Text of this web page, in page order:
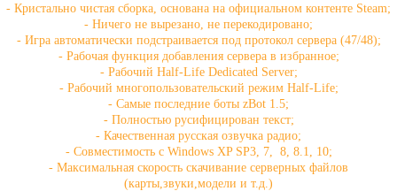
- Кристально чистая сборка, основана на официальном контенте Steam;
- Ничего не вырезано, не перекодировано;
- Игра автоматически подстраивается под протокол сервера (47/48);
- Рабочая функция добавления сервера в избранное;
- Рабочий Half-Life Dedicated Server;
- Рабочий многопользовательский режим Half-Life;
- Самые последние боты zBot 1.5;
- Полностью русифицирован текст;
- Качественная русская озвучка радио;
- Совместимость с Windows XP SP3, 7, 8, 8.1, 10;
- Максимальная скорость скачивание серверных файлов
(карты,звуки,модели и т.д.)